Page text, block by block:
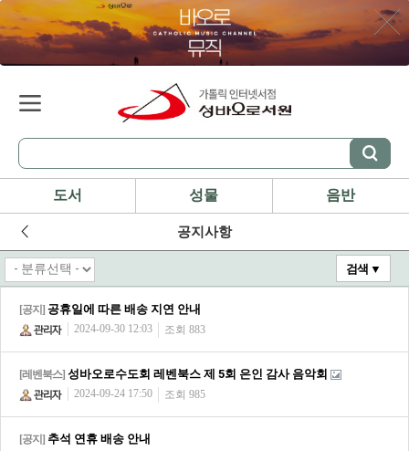
도서 성물 음반
공지사항
검색 ▼
[공지] 공휴일에 따른 배송 지연 안내
2024-09-30 12:03 조회 883
[레벤북스] 성바오로수도회 레벤북스 제 5회 은인 감사 음악회
2024-09-24 17:50 조회 985
[공지] 추석 연휴 배송 안내